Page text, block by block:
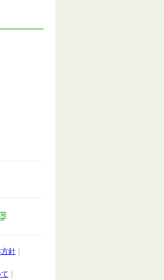
ウで開きます）
ズ（別ウィンドウで開きます）
針